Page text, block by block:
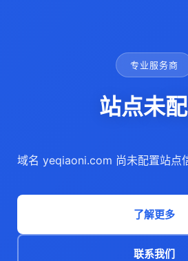
专业服务商
站点未
域名 yeqiaoni.com 尚未配置站点
了解更多
联系我们